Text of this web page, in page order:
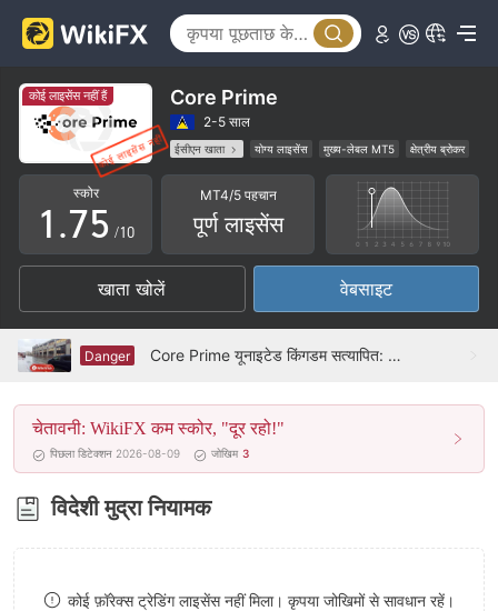
कोई लाइसेंस नहीं हैं Core Prime
2-5 साल
ईसीएन खाता योग्य लाइसेंस मुख्य-लेबल MT5
क्षेत्रीय ब्रोकर
उच्च संभावित विस्तार
स्कोर
0
1
2
3
4
5
6
7
8
9
.
3
4
5
6
7
8
9
1
2
3
4
5
6
7
8
9
/10
MT4/5 पहचान
पूर्ण लाइसेंस
खाता खोलें वेबसाइट
Danger Core Prime यूनाइटेड किंगडम सत्यापित: कोई भौतिक उपस्थिति नहीं मिली
चेतावनी: WikiFX कम स्कोर, "दूर रहो!"
पिछला डिटेक्शन 2026-08-09 जोखिम 3
विदेशी मुद्रा नियामक
कोई फ़ॉरेक्स ट्रेडिंग लाइसेंस नहीं मिला। कृपया जोखिमों से सावधान रहें।